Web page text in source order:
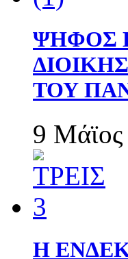
ΨΗΦΟΣ
ΤΟΥ
9
Η